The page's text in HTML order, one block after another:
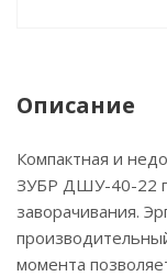
Описание
Компактная и
ЗУБР ДШУ-40-22
заворачивания.
момента